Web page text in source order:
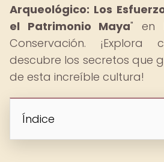
Arqueológico: Los
el Patrimonio Maya" en
Conservación.
descubre los secretos que
de esta increíble cultura!
Índice